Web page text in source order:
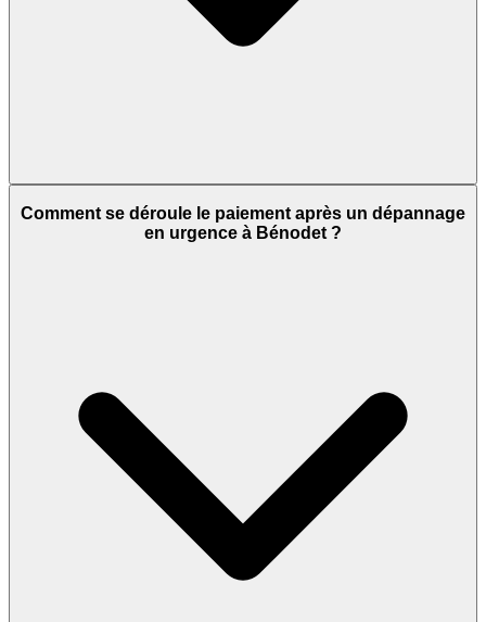
Comment se déroule le paiement après un dépannage
en urgence à Bénodet ?